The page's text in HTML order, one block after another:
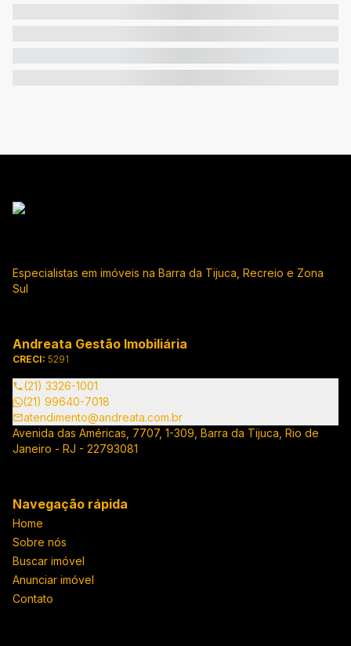
Especialistas em imóveis na Barra da Tijuca, Recreio e Zona
Sul
Andreata Gestão Imobiliária
CRECI: 5291
(21) 3326-1001
(21) 99640-7018
atendimento@andreata.com.br
Avenida das Américas, 7707, 1-309, Barra da Tijuca, Rio de
Janeiro - RJ - 22793081
Navegação rápida
Home
Sobre nós
Buscar imóvel
Anunciar imóvel
Contato